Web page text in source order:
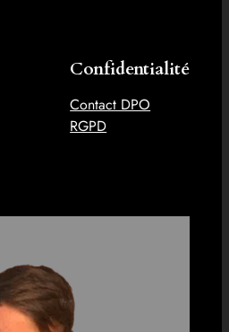
Confidentialité
Contact DPO
RGPD